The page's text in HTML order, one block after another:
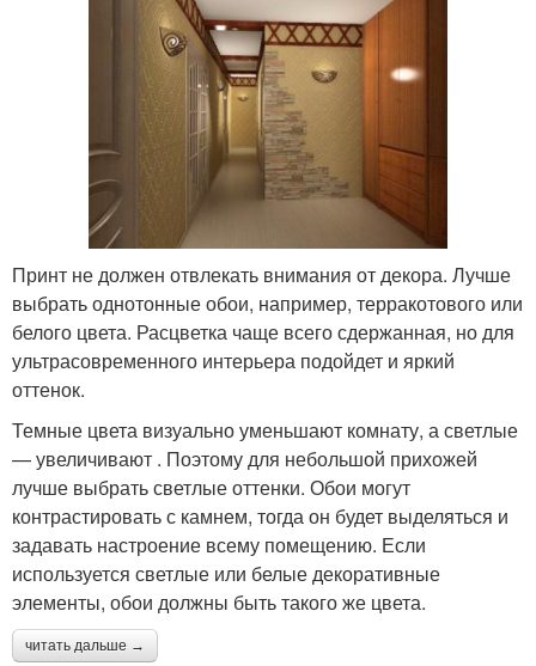
Принт не должен отвлекать внимания от декора. Лучше
выбрать однотонные обои, например, терракотового или
белого цвета. Расцветка чаще всего сдержанная, но для
ультрасовременного интерьера подойдет и яркий
оттенок.
Темные цвета визуально уменьшают комнату, а светлые
— увеличивают . Поэтому для небольшой прихожей
лучше выбрать светлые оттенки. Обои могут
контрастировать с камнем, тогда он будет выделяться и
задавать настроение всему помещению. Если
используется светлые или белые декоративные
элементы, обои должны быть такого же цвета.
читать дальше →